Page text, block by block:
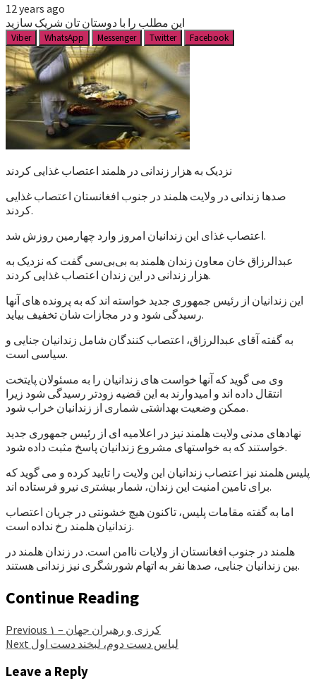
12 years ago
این مطلب را با دوستان تان شریک سازید
Viber WhatsApp Messenger Twitter Facebook
نزدیک به هزار زندانی در هلمند اعتصاب غذایی کردند
صدها زندانی در ولایت هلمند در جنوب افغانستان اعتصاب غذایی
کردند.
اعتصاب غذای این زندانیان امروز وارد چهارمین روزش شد.
عبدالرزاق خان معاون زندان هلمند به بی‌بی‌سی گفت که نزدیک به
هزار زندانی در این زندان اعتصاب غذایی کردند.
این زندانیان از رئیس جمهوری جدید خواسته اند که به پرونده های آنها
رسیدگی شود و در مجازات شان تخفیف بیاید.
به گفته آقای عبدالرزاق، اعتصاب کنندگان شامل زندانیان جنایی و
سیاسی است.
وی می گوید که آنها خواست های زندانیان را به مسئولان پایتخت
انتقال داده اند و امیدوارند به این قضیه زودتر رسیدگی شود زیرا
ممکن وضعیت بهداشتی شماری از زندانیان خراب شود.
نهادهای مدنی ولایت هلمند نیز در اعلامیه ای از رئیس جمهوری جدید
خواستند که به خواستهای مشروع زندانیان پاسخ مثبت داده شود.
پلیس هلمند نیز اعتصاب زندانیان این ولایت را تایید کرده و می گوید که
برای تامین امنیت این زندان، شمار بیشتری نیرو فرستاده اند.
اما به گفته مقامات پلیس، تاکنون هیچ خشونتی در جریان اعتصاب
زندانیان هلمند رخ نداده است.
هلمند در جنوب افغانستان از ولایات ناامن است. در زندان هلمند در
بین زندانیان جنایی، صدها نفر به اتهام شورشگری نیز زندانی هستند.
Continue Reading
Previous
کرزی و رهبران جهان – ۱
Next لباس دست دوم، لبخند دست اول
Leave a Reply